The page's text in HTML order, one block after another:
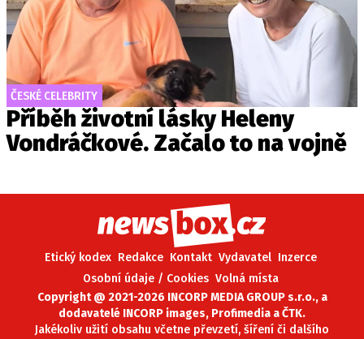
ČESKÉ CELEBRITY
Příběh životní lásky Heleny
Vondráčkové. Začalo to na vojně
Etický kodex Redakce Kontakt Vydavatel Inzerce
Osobní údaje / Cookies Volná místa
Copyright @ 2021-2026 INCORP MEDIA GROUP s.r.o., a
dodavatelé INCORP images, Profimedia a ČTK.
Jakékoliv užití obsahu včetne převzetí, šíření či dalšího